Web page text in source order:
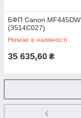
БФП Canon MF445DW
(3514C027)
Немає в наявності
35 635,60 ₴